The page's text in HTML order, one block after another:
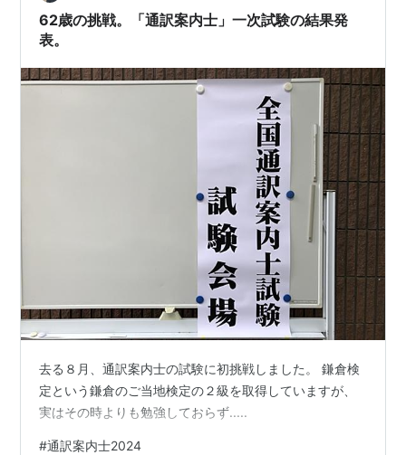
62歳の挑戦。「通訳案内士」一次試験の結果発
表。
去る８月、通訳案内士の試験に初挑戦しました。 鎌倉検
定という鎌倉のご当地検定の２級を取得していますが、
実はその時よりも勉強しておらず.....
#通訳案内士2024